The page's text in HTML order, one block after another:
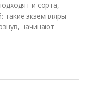
и сорта,
такие экземпляры
начинают